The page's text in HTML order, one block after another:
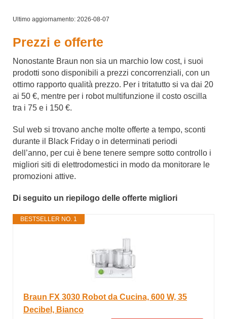
Ultimo aggiornamento: 2026-08-07
Prezzi e offerte
Nonostante Braun non sia un marchio low cost, i suoi
prodotti sono disponibili a prezzi concorrenziali, con un
ottimo rapporto qualità prezzo. Per i tritatutto si va dai 20
ai 50 €, mentre per i robot multifunzione il costo oscilla
tra i 75 e i 150 €.
Sul web si trovano anche molte offerte a tempo, sconti
durante il Black Friday o in determinati periodi
dell’anno, per cui è bene tenere sempre sotto controllo i
migliori siti di elettrodomestici in modo da monitorare le
promozioni attive.
Di seguito un riepilogo delle offerte migliori
BESTSELLER NO. 1
Braun FX 3030 Robot da Cucina, 600 W, 35
Decibel, Bianco